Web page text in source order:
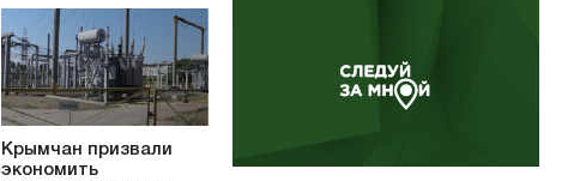
Крымчан призвали
экономить